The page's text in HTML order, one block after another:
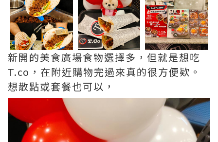
新開的美食廣場食物選擇多，但就是想吃
T.co，在附近購物完過來真的很方便欵。
想散點或套餐也可以，